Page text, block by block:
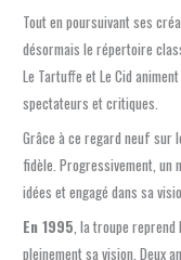
Tout en poursuivant ses
désormais le répertoire
Le Tartuffe et Le Cid
spectateurs et critiques.
Grâce à ce regard neuf sur
fidèle. Progressivement, un
idées et engagé dans sa
En 1995 , la troupe
pleinement sa vision. Deux